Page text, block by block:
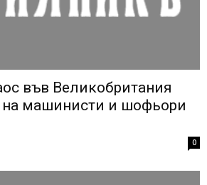
във Великобритания
на машинисти и шофьори
0